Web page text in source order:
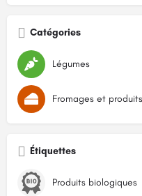
Catégories
Légumes
Étiquettes
Produits biologiques